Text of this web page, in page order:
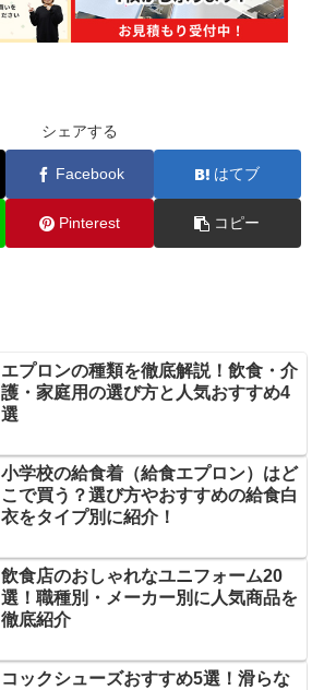
シェアする
Facebook はてブ
Pinterest コピー
エプロンの種類を徹底解説！飲食・介
護・家庭用の選び方と人気おすすめ4
選
小学校の給食着（給食エプロン）はど
こで買う？選び方やおすすめの給食白
衣をタイプ別に紹介！
飲食店のおしゃれなユニフォーム20
選！職種別・メーカー別に人気商品を
徹底紹介
コックシューズおすすめ5選！滑らな